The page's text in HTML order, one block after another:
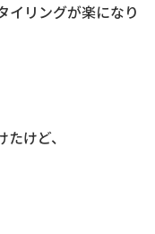
イリングが楽になり
けど、